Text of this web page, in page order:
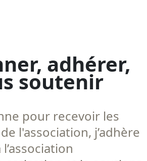
adhérer,
soutenir
pour recevoir les
l'association, j’adhère
l’association